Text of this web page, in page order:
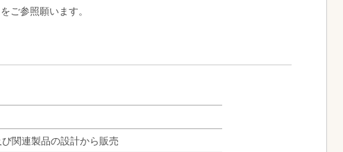
ご参照願います。
関連製品の設計から販売